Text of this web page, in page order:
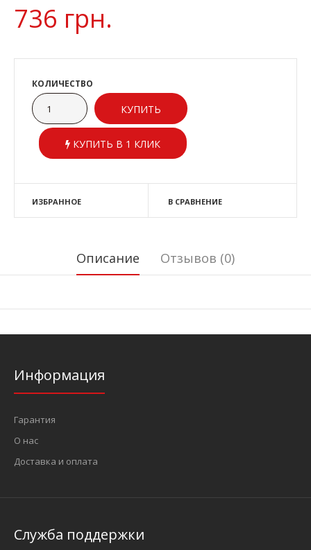
736 грн.
КОЛИЧЕСТВО
КУПИТЬ В 1 КЛИК
ИЗБРАННОЕ В СРАВНЕНИЕ
Описание Отзывов (0)
Информация
Гарантия
О нас
Доставка и оплата
Служба поддержки